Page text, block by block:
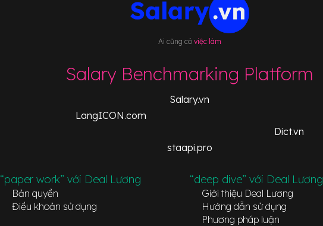
Ai cũng cóviệc làm
Salary Benchmarking Platform
Salary.vn
LangICON.com
Dict.vn
staapi.pro
“paper work” với Deal Lương
Bản quyền
Điều khoản sử dụng
“deep dive” với Deal Lương
Giới thiệu Deal Lương
Hướng dẫn sử dụng
Phương pháp luận